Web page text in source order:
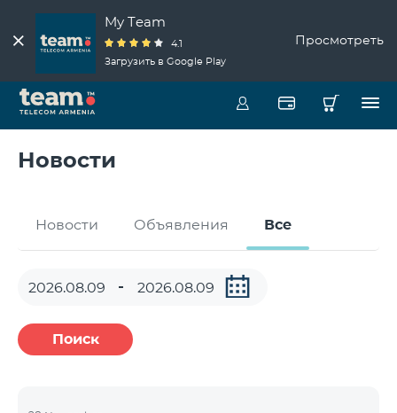
My Team
4.1
Загрузить в Google Play
Просмотреть
Новости
Новости Объявления Все
Поиск